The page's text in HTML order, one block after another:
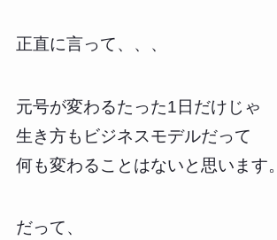
正直に言って、、、
元号が変わるたった1日だけじゃ
生き方もビジネスモデルだって
何も変わることはないと思います。
だって、